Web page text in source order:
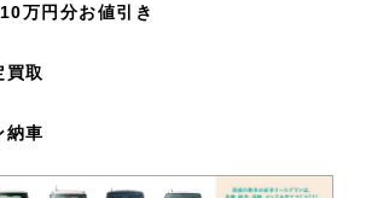
万円分お値引き
買取
納車